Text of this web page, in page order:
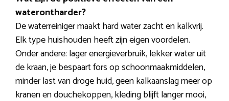
waterontharder?
De waterreiniger maakt hard water zacht en kalkvrij.
Elk type huishouden heeft zijn eigen voordelen.
Onder andere: lager energieverbruik, lekker water uit
de kraan, je bespaart fors op schoonmaakmiddelen,
minder last van droge huid, geen kalkaanslag meer op
kranen en douchekoppen, kleding blijft langer mooi,